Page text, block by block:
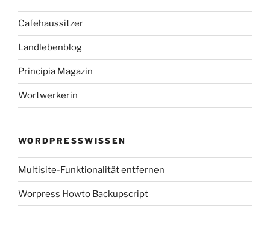
Cafehaussitzer
Landlebenblog
Principia Magazin
Wortwerkerin
WORDPRESSWISSEN
Multisite-Funktionalität entfernen
Worpress Howto Backupscript